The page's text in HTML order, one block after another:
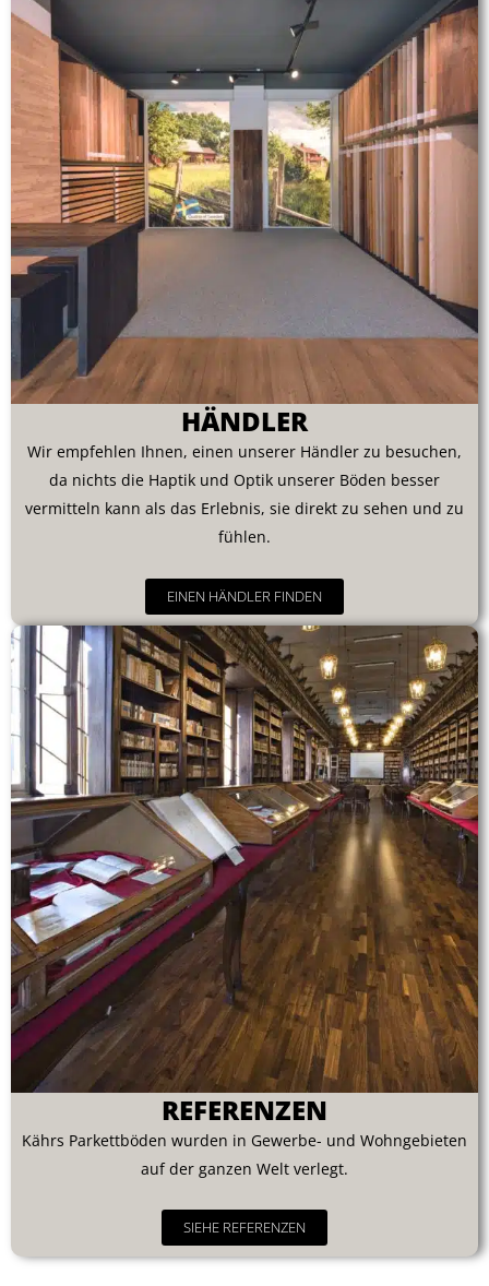
HÄNDLER
Wir empfehlen Ihnen, einen unserer Händler zu besuchen,
da nichts die Haptik und Optik unserer Böden besser
vermitteln kann als das Erlebnis, sie direkt zu sehen und zu
fühlen.
EINEN HÄNDLER FINDEN
REFERENZEN
Kährs Parkettböden wurden in Gewerbe- und Wohngebieten
auf der ganzen Welt verlegt.
SIEHE REFERENZEN